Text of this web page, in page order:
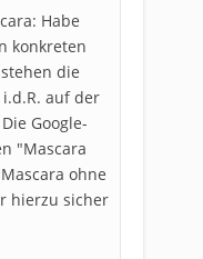
Habe
konkreten
die
auf der
Google-
"Mascara
ohne
hierzu sicher